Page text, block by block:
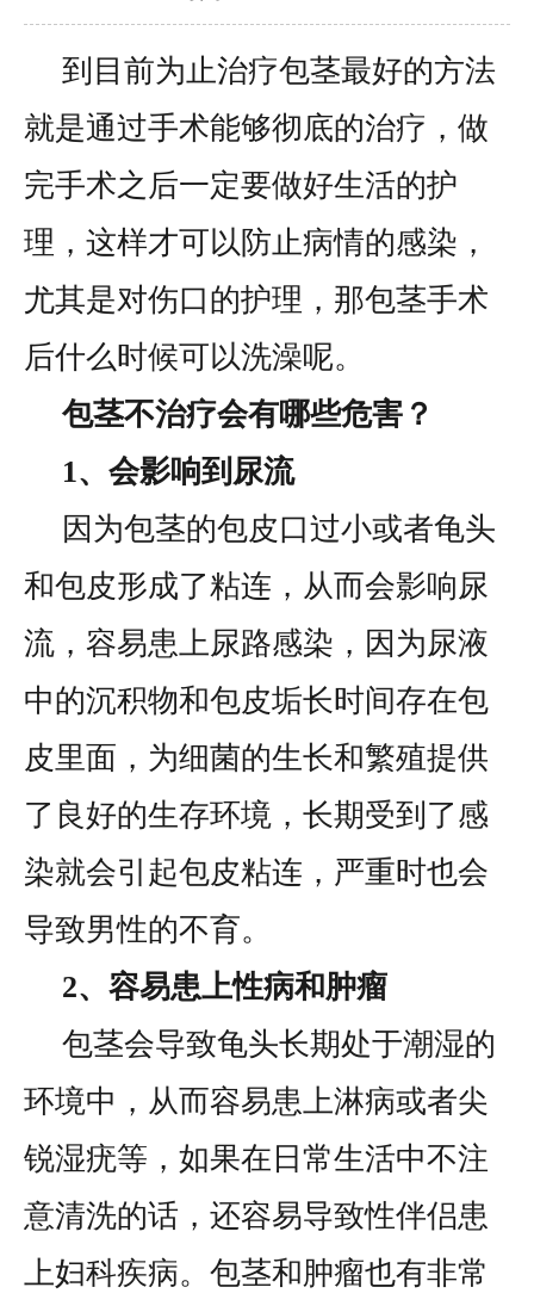
到目前为止治疗包茎最好的方法
就是通过手术能够彻底的治疗，做
完手术之后一定要做好生活的护
理，这样才可以防止病情的感染，
尤其是对伤口的护理，那包茎手术
后什么时候可以洗澡呢。
包茎不治疗会有哪些危害？
1、会影响到尿流
因为包茎的包皮口过小或者龟头
和包皮形成了粘连，从而会影响尿
流，容易患上尿路感染，因为尿液
中的沉积物和包皮垢长时间存在包
皮里面，为细菌的生长和繁殖提供
了良好的生存环境，长期受到了感
染就会引起包皮粘连，严重时也会
导致男性的不育。
2、容易患上性病和肿瘤
包茎会导致龟头长期处于潮湿的
环境中，从而容易患上淋病或者尖
锐湿疣等，如果在日常生活中不注
意清洗的话，还容易导致性伴侣患
上妇科疾病。包茎和肿瘤也有非常